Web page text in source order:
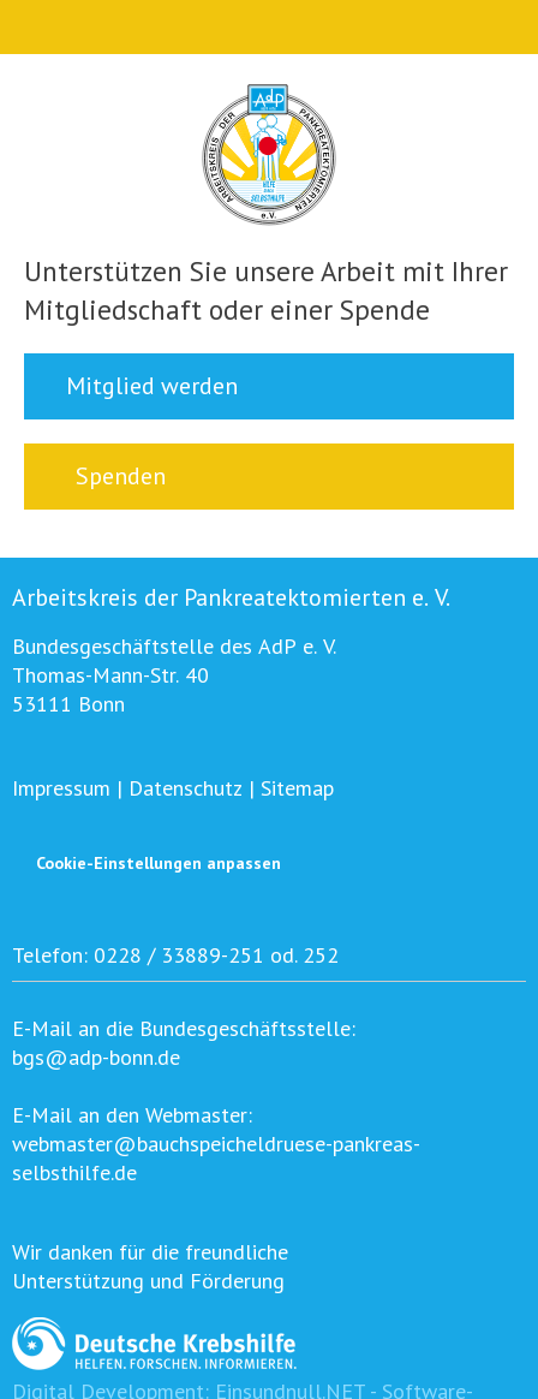
Unterstützen Sie unsere Arbeit mit Ihrer
Mitgliedschaft oder einer Spende
Mitglied werden
Spenden
Arbeitskreis der Pankreatektomierten e. V.
Bundesgeschäftstelle des AdP e. V.
Thomas-Mann-Str. 40
53111 Bonn
Impressum | Datenschutz | Sitemap
Cookie-Einstellungen anpassen
Telefon: 0228 / 33889-251 od. 252
E-Mail an die Bundesgeschäftsstelle:
bgs@adp-bonn.de
E-Mail an den Webmaster:
webmaster@bauchspeicheldruese-pankreas-
selbsthilfe.de
Wir danken für die freundliche
Unterstützung und Förderung
Digital Development: Einsundnull.NET - Software-